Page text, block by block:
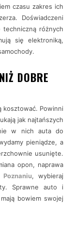
czasu zakres ich
Doświadczeni
techniczną różnych
się elektroniką,
DOBRE
kosztować. Powinni
jak najtańszych
w nich auta do
pieniądze, a
usunięte.
opon, naprawa
, wybieraj
Sprawne auto i
bowiem swojej